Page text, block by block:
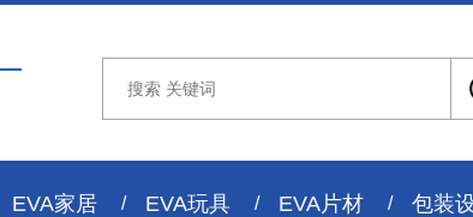
EVA家居 EVA玩具 EVA片材 包装